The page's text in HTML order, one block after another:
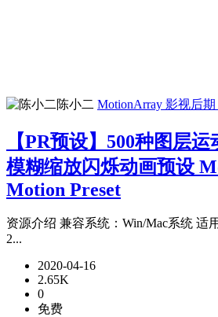
陈小二 MotionArray 影视后期
【PR预设】500种图层
模糊缩放闪烁动画预设
Motion Preset
资源介绍 兼容系统：Win/Mac系统 适
2...
2020-04-16
2.65K
0
免费